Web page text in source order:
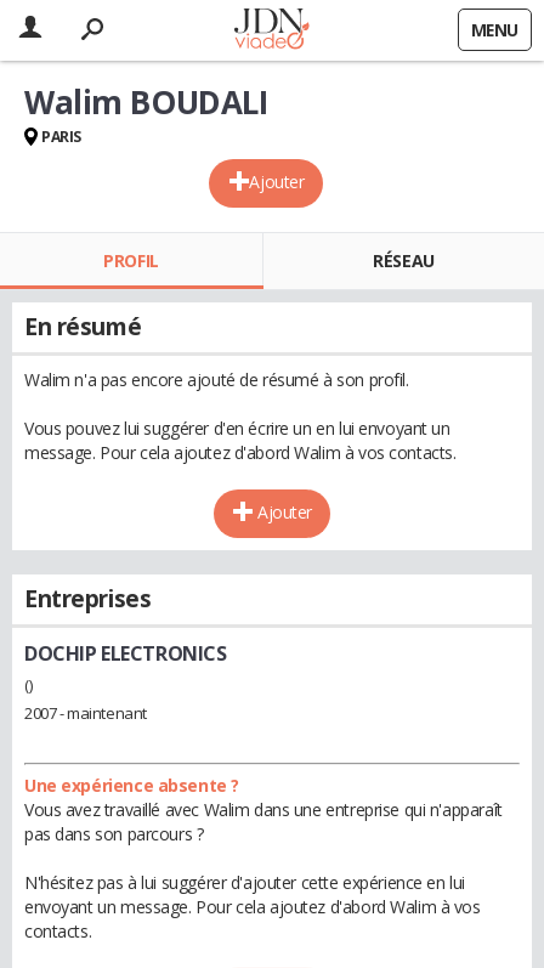
MENU
Ajouter
Walim BOUDALI
PARIS
PROFIL RÉSEAU
En résumé
Walim n'a pas encore ajouté de résumé à son profil.
Vous pouvez lui suggérer d'en écrire un en lui envoyant un
message. Pour cela ajoutez d'abord Walim à vos contacts.
Ajouter
Entreprises
DOCHIP ELECTRONICS
()
2007 - maintenant
Une expérience absente ?
Vous avez travaillé avec Walim dans une entreprise qui n'apparaît
pas dans son parcours ?
N'hésitez pas à lui suggérer d'ajouter cette expérience en lui
envoyant un message. Pour cela ajoutez d'abord Walim à vos
contacts.